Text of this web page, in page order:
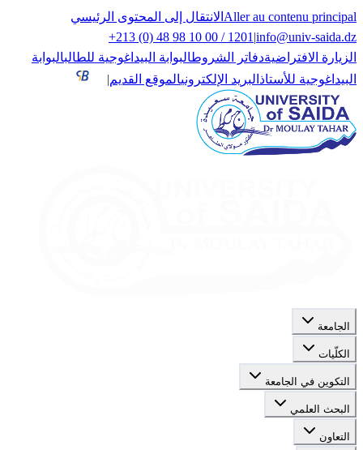
Aller au contenu principal الانتقال إلى المحتوى الرئيسي
info@univ-saida.dz
|
+213 (0) 48 98 10 00 / 1201
الزيارة الافتراضيةدفاتر الشروطالبوابة البيداغوجية للطالبالبوابة
البيداغوجية للأستاذ البريد الإلكترونيالموقع القديم|
الجامعة
الكلّيات
التكوين في الجامعة
البحث العلمي
التعاون